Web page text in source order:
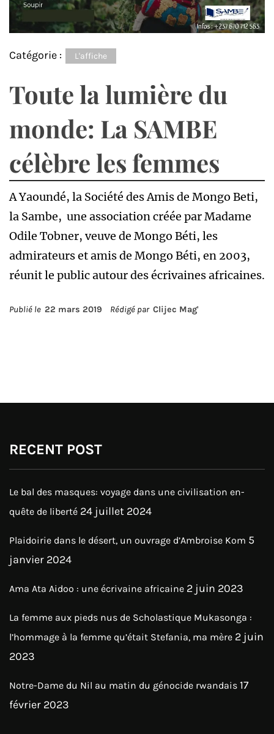
Catégorie : L'affiche
Toute la lumière du
monde: La SAMBE
célèbre les femmes
A Yaoundé, la Société des Amis de Mongo Beti,
la Sambe, une association créée par Madame
Odile Tobner, veuve de Mongo Béti, les
admirateurs et amis de Mongo Béti, en 2003,
réunit le public autour des écrivaines africaines.
Publié le 22 mars 2019 Rédigé par Clijec Mag'
RECENT POST
Le bal des masques: voyage dans une civilisation en-
quête de liberté 24 juillet 2024
Plaidoirie dans le désert, un ouvrage d’Ambroise Kom 5
janvier 2024
Ama Ata Aidoo : une écrivaine africaine 2 juin 2023
La femme aux pieds nus de Scholastique Mukasonga :
l’hommage à la femme qu’était Stefania, ma mère 2 juin
2023
Notre-Dame du Nil au matin du génocide rwandais 17
février 2023